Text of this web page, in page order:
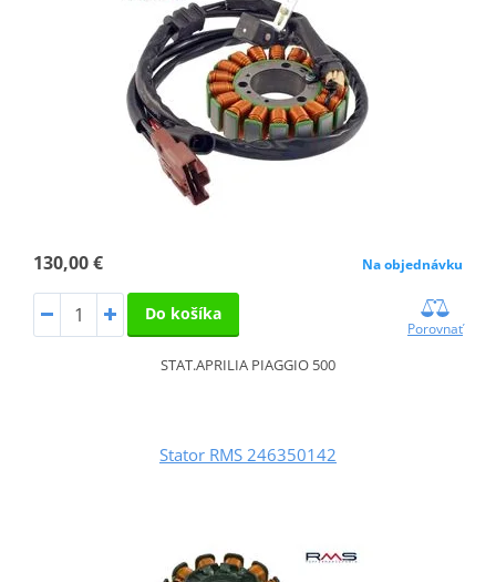
130,00 € Na objednávku
Do košíka
Porovnať
STAT.APRILIA PIAGGIO 500
Stator RMS 246350142